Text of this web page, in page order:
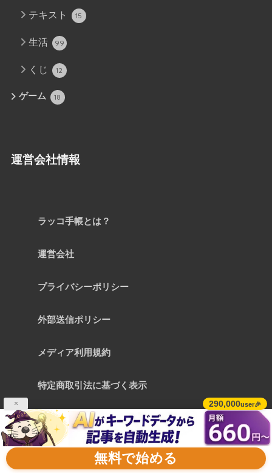
× 290,000user🎉
無料で始める
テキスト 15
生活 99
くじ 12
ゲーム 18
運営会社情報
ラッコ手帳とは？
運営会社
プライバシーポリシー
外部送信ポリシー
メディア利用規約
特定商取引法に基づく表示
お問い合わせ